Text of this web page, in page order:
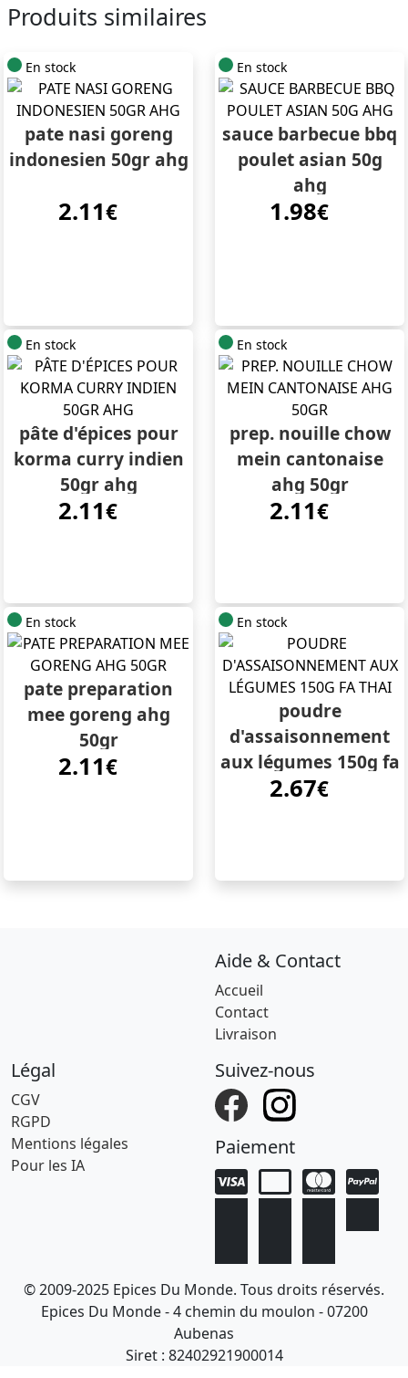
Produits similaires
En stock
pate nasi goreng
indonesien 50gr ahg
2.11€
En stock
sauce barbecue bbq
poulet asian 50g
ahg
1.98€
En stock
pâte d'épices pour
korma curry indien
50gr ahg
2.11€
En stock
prep. nouille chow
mein cantonaise
ahg 50gr
2.11€
En stock
pate preparation
mee goreng ahg
50gr
2.11€
En stock
poudre
d'assaisonnement
aux légumes 150g fa
thai
2.67€
Aide & Contact
Accueil
Contact
Livraison
Légal
CGV
RGPD
Mentions légales
Pour les IA
Suivez-nous
Paiement
© 2009-2025 Epices Du Monde. Tous droits réservés.
Epices Du Monde - 4 chemin du moulon - 07200
Aubenas
Siret : 82402921900014